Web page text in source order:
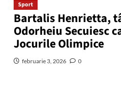
Sport
Bartalis Henrietta,
Odorheiu Secuiesc
Jocurile Olimpice
februarie 3, 2026 0